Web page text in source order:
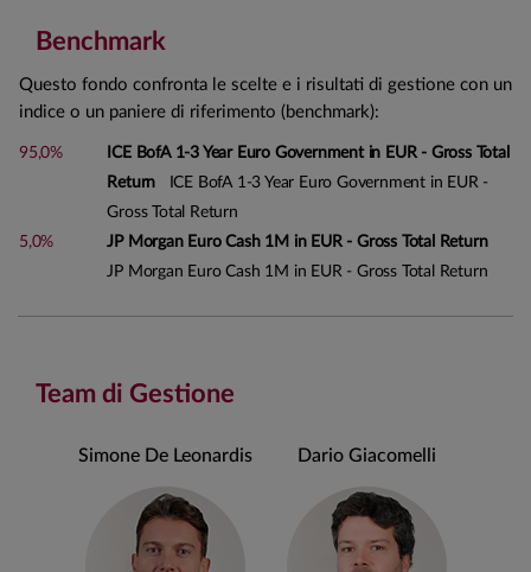
Benchmark
Questo fondo confronta le scelte e i risultati di gestione con un
indice o un paniere di riferimento (benchmark):
95,0%
ICE BofA 1-3 Year Euro Government in EUR - Gross Total
Return
ICE BofA 1-3 Year Euro Government in EUR -
Gross Total Return
5,0%
JP Morgan Euro Cash 1M in EUR - Gross Total Return
JP Morgan Euro Cash 1M in EUR - Gross Total Return
Team di Gestione
Simone De Leonardis Dario Giacomelli